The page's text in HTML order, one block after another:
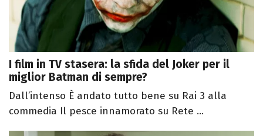
I film in TV stasera: la sfida del Joker per il
miglior Batman di sempre?
Dall’intenso È andato tutto bene su Rai 3 alla
commedia Il pesce innamorato su Rete ...